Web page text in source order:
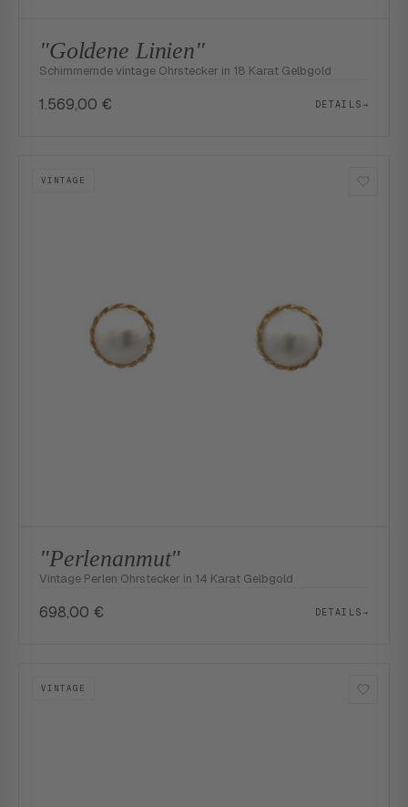
"Goldene Linien"
Schimmernde vintage Ohrstecker in 18 Karat Gelbgold
1.569,00 € DETAILS→
VINTAGE
"Perlenanmut"
Vintage Perlen Ohrstecker in 14 Karat Gelbgold
698,00 € DETAILS→
VINTAGE